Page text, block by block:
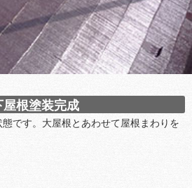
屋根塗装完成
です。大屋根とあわせて屋根まわりを